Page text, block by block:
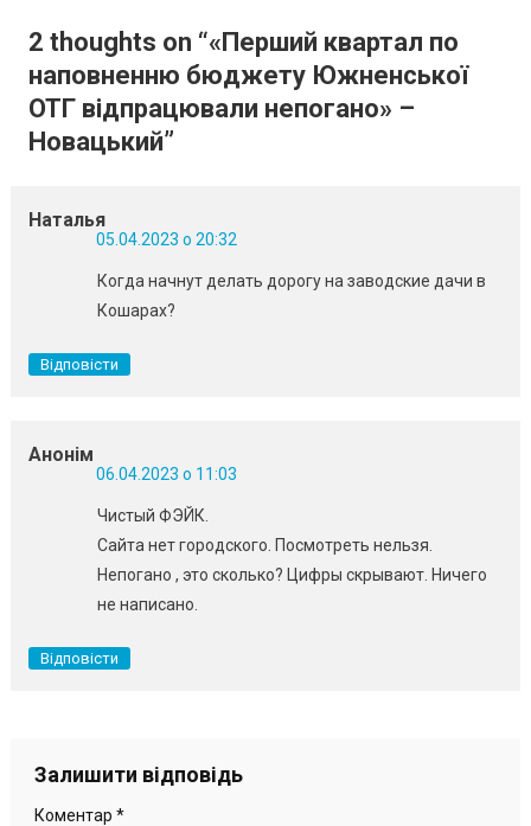
записів
2 thoughts on “«Перший квартал по
наповненню бюджету Южненської
ОТГ відпрацювали непогано» –
Новацький”
Наталья
05.04.2023 о 20:32
Когда начнут делать дорогу на заводские дачи в
Кошарах?
Відповісти
Анонім
06.04.2023 о 11:03
Чистый ФЭЙК.
Сайта нет городского. Посмотреть нельзя.
Непогано , это сколько? Цифры скрывают. Ничего
не написано.
Відповісти
Залишити відповідь
Коментар *